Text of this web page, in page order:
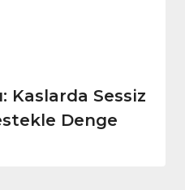
Kaslarda Sessiz
Denge